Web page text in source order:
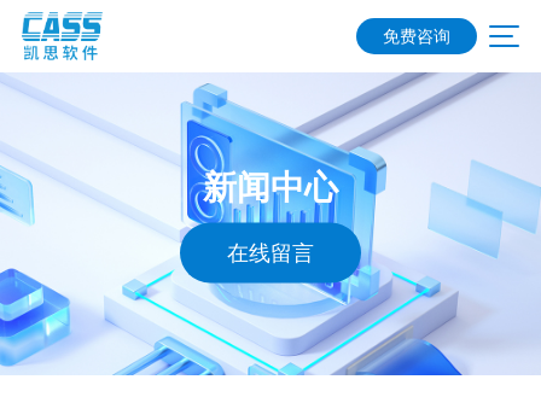
免费咨询
新闻中心
在线留言